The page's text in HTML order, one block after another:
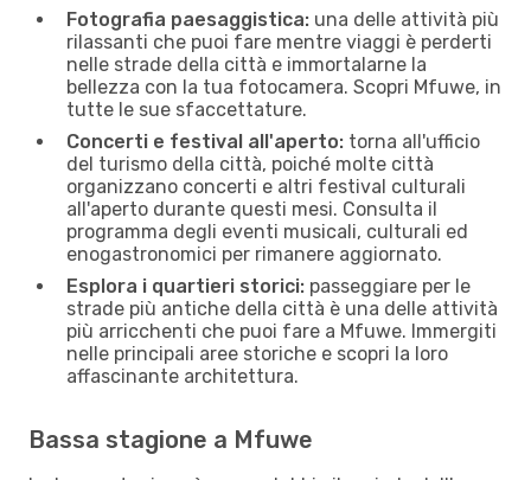
Fotografia paesaggistica: una delle attività più
rilassanti che puoi fare mentre viaggi è perderti
nelle strade della città e immortalarne la
bellezza con la tua fotocamera. Scopri Mfuwe, in
tutte le sue sfaccettature.
Concerti e festival all'aperto: torna all'ufficio
del turismo della città, poiché molte città
organizzano concerti e altri festival culturali
all'aperto durante questi mesi. Consulta il
programma degli eventi musicali, culturali ed
enogastronomici per rimanere aggiornato.
Esplora i quartieri storici: passeggiare per le
strade più antiche della città è una delle attività
più arricchenti che puoi fare a Mfuwe. Immergiti
nelle principali aree storiche e scopri la loro
affascinante architettura.
Bassa stagione a Mfuwe